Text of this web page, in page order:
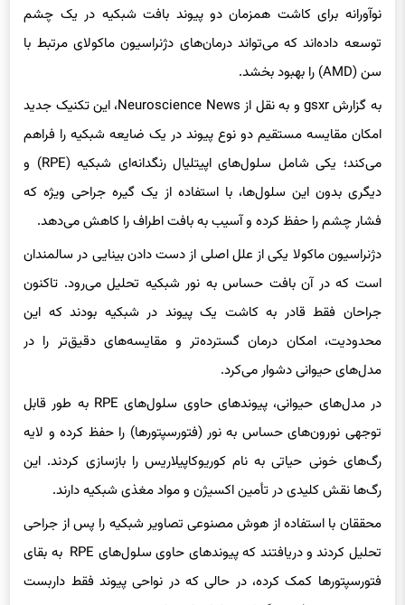
توسعه داده‌اند که می‌تواند درمان‌های دژنراسیون ماکولای مرتبط با
سن (AMD) را بهبود بخشد.
امکان مقایسه مستقیم دو نوع پیوند در یک ضایعه شبکیه را فراهم
می‌کند؛ یکی شامل سلول‌های اپیتلیال رنگدانه‌ای شبکیه (RPE) و
دیگری بدون این سلول‌ها، با استفاده از یک گیره جراحی ویژه که
فشار چشم را حفظ کرده و آسیب به بافت اطراف را کاهش می‌دهد.
دژنراسیون ماکولا یکی از علل اصلی از دست دادن بینایی در سالمندان
است که در آن بافت حساس به نور شبکیه تحلیل می‌رود. تاکنون
جراحان فقط قادر به کاشت یک پیوند در شبکیه بودند که این
محدودیت، امکان درمان گسترده‌تر و مقایسه‌های دقیق‌تر را در
مدل‌های حیوانی دشوار می‌کرد.
توجهی نورون‌های حساس به نور (فتورسپتورها) را حفظ کرده و لایه
رگ‌های خونی حیاتی به نام کوریوکاپیلاریس را بازسازی کردند. این
رگ‌ها نقش کلیدی در تأمین اکسیژن و مواد مغذی شبکیه دارند.
محققان با استفاده از هوش مصنوعی تصاویر شبکیه را پس از جراحی
تحلیل کردند و دریافتند که پیوندهای حاوی سلول‌های RPE به بقای
فتورسپتورها کمک کرده، در حالی که در نواحی پیوند فقط داربست
زیست‌تخریب‌پذیر، مرگ این سلول‌ها بسیار بیشتر بود.